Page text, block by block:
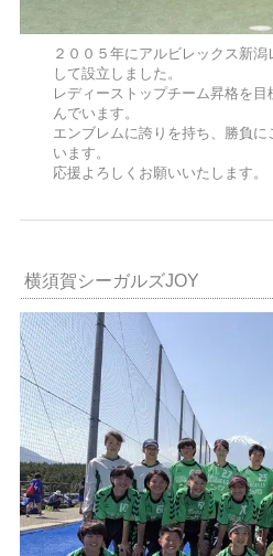
２００５年にアルビレックス新
して設立しました。
レディーストップチーム昇格を
んでいます。
エンブレムに誇りを持ち、勝負
います。
応援よろしくお願いいたします。
横須賀シーガルズJOY